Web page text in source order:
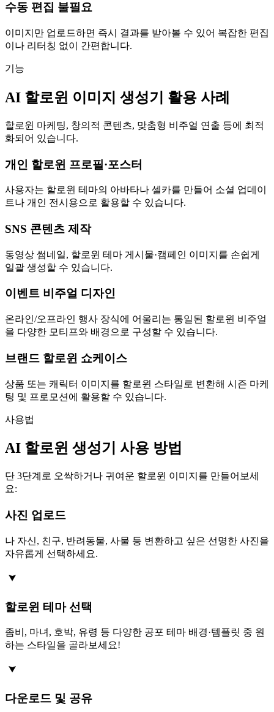
수동 편집 불필요
이미지만 업로드하면 즉시 결과를 받아볼 수 있어 복잡한 편집
이나 리터칭 없이 간편합니다.
기능
AI 할로윈 이미지 생성기 활용 사례
할로윈 마케팅, 창의적 콘텐츠, 맞춤형 비주얼 연출 등에 최적
화되어 있습니다.
개인 할로윈 프로필·포스터
사용자는 할로윈 테마의 아바타나 셀카를 만들어 소셜 업데이
트나 개인 전시용으로 활용할 수 있습니다.
SNS 콘텐츠 제작
동영상 썸네일, 할로윈 테마 게시물·캠페인 이미지를 손쉽게
일괄 생성할 수 있습니다.
이벤트 비주얼 디자인
온라인/오프라인 행사 장식에 어울리는 통일된 할로윈 비주얼
을 다양한 모티프와 배경으로 구성할 수 있습니다.
브랜드 할로윈 쇼케이스
상품 또는 캐릭터 이미지를 할로윈 스타일로 변환해 시즌 마케
팅 및 프로모션에 활용할 수 있습니다.
사용법
AI 할로윈 생성기 사용 방법
단 3단계로 오싹하거나 귀여운 할로윈 이미지를 만들어보세
요:
사진 업로드
나 자신, 친구, 반려동물, 사물 등 변환하고 싶은 선명한 사진을
자유롭게 선택하세요.
할로윈 테마 선택
좀비, 마녀, 호박, 유령 등 다양한 공포 테마 배경·템플릿 중 원
하는 스타일을 골라보세요!
다운로드 및 공유